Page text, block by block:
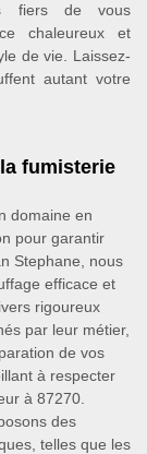
fiers de vous
chaleureux et
de vie. Laissez-
autant votre
fumisterie
domaine en
pour garantir
Stephane, nous
efficace et
rigoureux
par leur métier,
de vos
à respecter
à 87270.
des
telles que les